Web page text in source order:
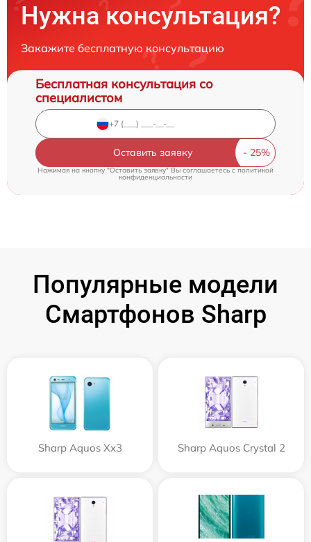
Нужна консультация?
Закажите бесплатную консультацию
Бесплатная консультация со
специалистом
Оставить заявку
Нажимая на кнопку "Оставить заявку" Вы соглашаетесь cполитикой
конфиденциальности
Популярные модели
Смартфонов Sharp
Sharp Aquos Xx3 Sharp Aquos Crystal 2